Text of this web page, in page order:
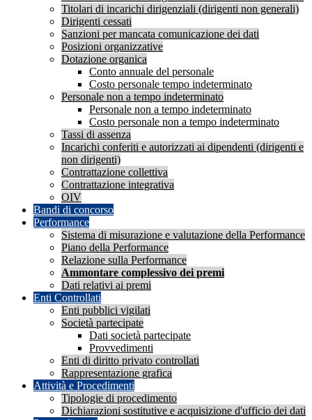
Titolari di incarichi dirigenziali (dirigenti non generali)
Dirigenti cessati
Sanzioni per mancata comunicazione dei dati
Posizioni organizzative
Dotazione organica
Conto annuale del personale
Costo personale tempo indeterminato
Personale non a tempo indeterminato
Personale non a tempo indeterminato
Costo personale non a tempo indeterminato
Tassi di assenza
Incarichi conferiti e autorizzati ai dipendenti (dirigenti e
non dirigenti)
Contrattazione collettiva
Contrattazione integrativa
OIV
Bandi di concorso
Performance
Sistema di misurazione e valutazione della Performance
Piano della Performance
Relazione sulla Performance
Ammontare complessivo dei premi
Dati relativi ai premi
Enti Controllati
Enti pubblici vigilati
Società partecipate
Dati società partecipate
Provvedimenti
Enti di diritto privato controllati
Rappresentazione grafica
Attività e Procedimenti
Tipologie di procedimento
Dichiarazioni sostitutive e acquisizione d'ufficio dei dati